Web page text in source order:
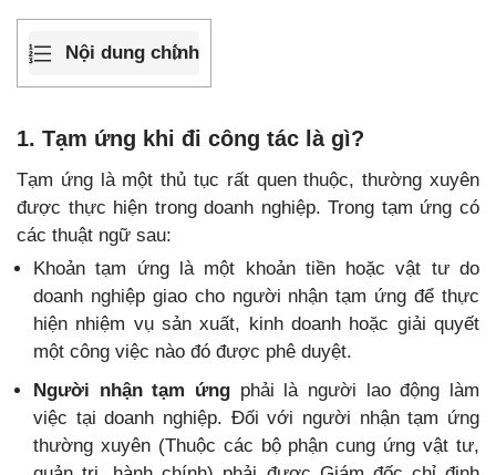
Nội dung chính
1. Tạm ứng khi đi công tác là gì?
Tạm ứng là một thủ tục rất quen thuộc, thường xuyên
được thực hiện trong doanh nghiệp. Trong tạm ứng có
các thuật ngữ sau:
Khoản tạm ứng là một khoản tiền hoặc vật tư do
doanh nghiệp giao cho người nhận tạm ứng để thực
hiện nhiệm vụ sản xuất, kinh doanh hoặc giải quyết
một công việc nào đó được phê duyệt.
Người nhận tạm ứng phải là người lao động làm
việc tại doanh nghiệp. Đối với người nhận tạm ứng
thường xuyên (Thuộc các bộ phận cung ứng vật tư,